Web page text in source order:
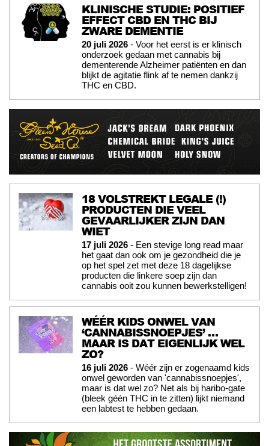
KLINISCHE STUDIE: POSITIEF
EFFECT CBD EN THC BIJ
ZWARE DEMENTIE
20 juli 2026 - Voor het eerst is er klinisch
onderzoek gedaan met cannabis bij
dementerende Alzheimer patiënten en dan
blijkt de agitatie flink af te nemen dankzij
THC en CBD.
18 VOLSTREKT LEGALE (!)
PRODUCTEN DIE VEEL
GEVAARLIJKER ZIJN DAN
WIET
17 juli 2026 - Een stevige long read maar
het gaat dan ook om je gezondheid die je
op het spel zet met deze 18 dagelijkse
producten die linkere soep zijn dan
cannabis ooit zou kunnen bewerkstelligen!
WÉÉR KIDS ONWEL VAN
‘CANNABISSNOEPJES’ …
MAAR IS DAT EIGENLIJK WEL
ZO?
16 juli 2026 - Wéér zijn er zogenaamd kids
onwel geworden van 'cannabissnoepjes',
maar is dat wel zo? Net als bij haribo-gate
(bleek géén THC in te zitten) lijkt niemand
een labtest te hebben gedaan.